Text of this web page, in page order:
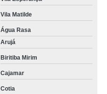
Vila Matilde
Água Rasa
Arujá
Biritiba Mirim
Cajamar
Cotia